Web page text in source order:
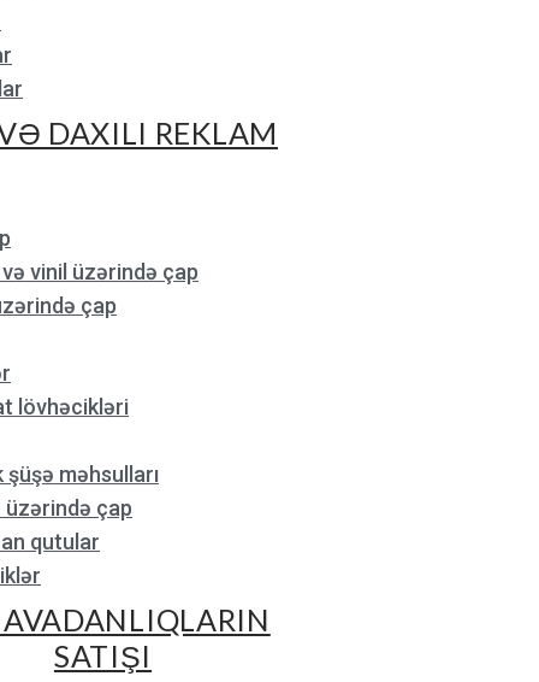
DAXILI REKLAM
vinil üzərində çap
çap
lövhəcikləri
şüşə məhsulları
çap
qutular
SATIŞI